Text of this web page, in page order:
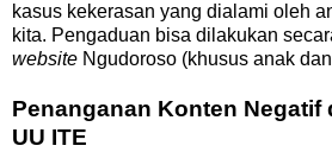
kasus kekerasan yang dialami oleh
kita. Pengaduan bisa dilakukan
website Ngudoroso (khusus anak
Penanganan Konten Negatif
UU ITE